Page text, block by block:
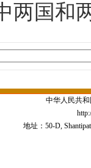
两国和
中华人民共
地址：50-D,